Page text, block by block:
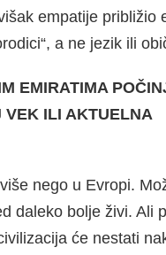
em­patije približio
a ne jezik ili
EMIRATIMA
VEK ILI AKTUELNA
nego u Evropi.
daleko bolje živi. Ali
će ne­stati